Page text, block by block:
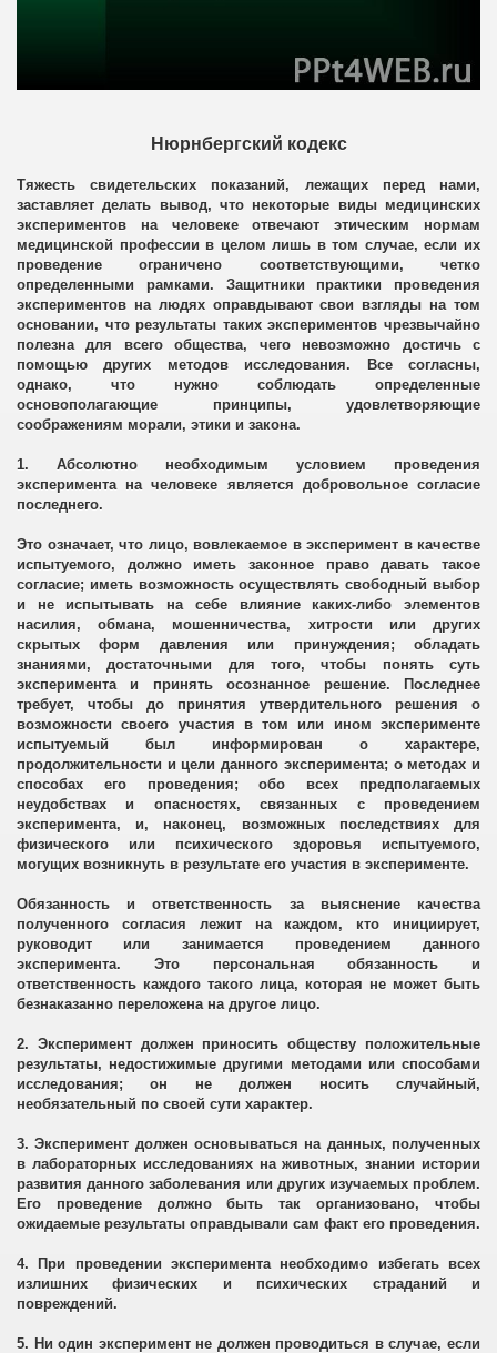
Нюрнбергский кодекс
Тяжесть свидетельских показаний, лежащих перед нами,
заставляет делать вывод, что некоторые виды медицинских
экспериментов на человеке отвечают этическим нормам
медицинской профессии в целом лишь в том случае, если их
проведение ограничено соответствующими, четко
определенными рамками. Защитники практики проведения
экспериментов на людях оправдывают свои взгляды на том
основании, что результаты таких экспериментов чрезвычайно
полезна для всего общества, чего невозможно достичь с
помощью других методов исследования. Все согласны,
однако, что нужно соблюдать определенные
основополагающие принципы, удовлетворяющие
соображениям морали, этики и закона.
1. Абсолютно необходимым условием проведения
эксперимента на человеке является добровольное согласие
последнего.
Это означает, что лицо, вовлекаемое в эксперимент в качестве
испытуемого, должно иметь законное право давать такое
согласие; иметь возможность осуществлять свободный выбор
и не испытывать на себе влияние каких-либо элементов
насилия, обмана, мошенничества, хитрости или других
скрытых форм давления или принуждения; обладать
знаниями, достаточными для того, чтобы понять суть
эксперимента и принять осознанное решение. Последнее
требует, чтобы до принятия утвердительного решения о
возможности своего участия в том или ином эксперименте
испытуемый был информирован о характере,
продолжительности и цели данного эксперимента; о методах и
способах его проведения; обо всех предполагаемых
неудобствах и опасностях, связанных с проведением
эксперимента, и, наконец, возможных последствиях для
физического или психического здоровья испытуемого,
могущих возникнуть в результате его участия в эксперименте.
Обязанность и ответственность за выяснение качества
полученного согласия лежит на каждом, кто инициирует,
руководит или занимается проведением данного
эксперимента. Это персональная обязанность и
ответственность каждого такого лица, которая не может быть
безнаказанно переложена на другое лицо.
2. Эксперимент должен приносить обществу положительные
результаты, недостижимые другими методами или способами
исследования; он не должен носить случайный,
необязательный по своей сути характер.
3. Эксперимент должен основываться на данных, полученных
в лабораторных исследованиях на животных, знании истории
развития данного заболевания или других изучаемых проблем.
Его проведение должно быть так организовано, чтобы
ожидаемые результаты оправдывали сам факт его проведения.
4. При проведении эксперимента необходимо избегать всех
излишних физических и психических страданий и
повреждений.
5. Ни один эксперимент не должен проводиться в случае, если